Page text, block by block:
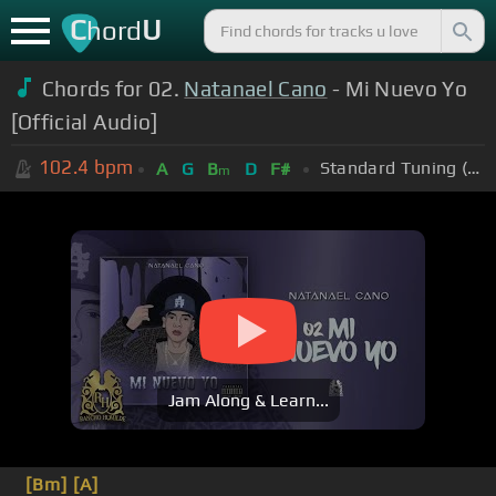
ChordU
Chords for 02. Natanael Cano - Mi Nuevo Yo
[Official Audio]
102.4 bpm A G Bm D F# Standard Tuning (EADGBE)
Jam Along & Learn...
[Bm] [A]